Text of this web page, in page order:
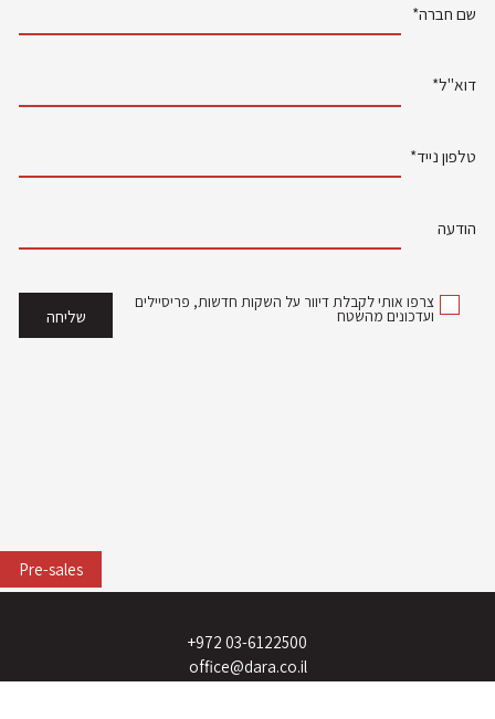
Pre-sales
שם חברה*
דוא"ל*
טלפון נייד*
הודעה
צרפו אותי לקבלת דיוור על השקות חדשות, פריסיילים
ועדכונים מהשטח
03-6122500 972+
office@dara.co.il